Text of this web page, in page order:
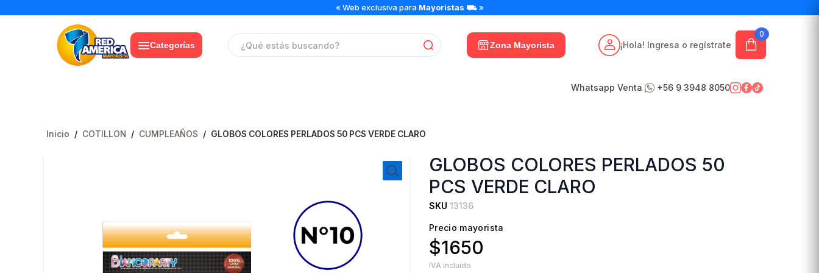
« Web exclusiva para Mayoristas ⛟ »
Categorías Zona Mayorista
0
¡Hola! Ingresa o regístrate
Whatsapp Venta +56 9 3948 8050
Inicio / COTILLON / CUMPLEAÑOS / GLOBOS COLORES PERLADOS 50 PCS VERDE CLARO
GLOBOS COLORES PERLADOS 50
PCS VERDE CLARO
SKU 13136
Precio mayorista
$1650
IVA incluido
GLOBOS
COLORES